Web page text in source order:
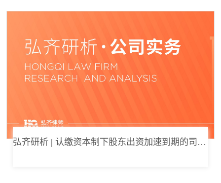
弘齐研析 | 认缴资本制下股东出资加速到期的司法边界与例外体系